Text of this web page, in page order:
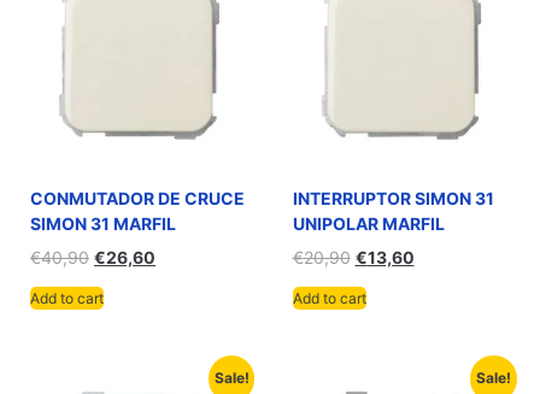
CONMUTADOR DE CRUCE
SIMON 31 MARFIL
€40,90 €26,60
Add to cart
INTERRUPTOR SIMON 31
UNIPOLAR MARFIL
€20,90 €13,60
Add to cart
Sale! Sale!